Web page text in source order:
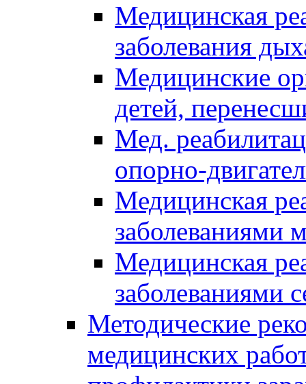
Медицинская
заболевания
Медицинские
детей,
Мед.
опорно-
Медицинская
заболеваниями
Медицинская
заболеваниями
Методические
медицинских